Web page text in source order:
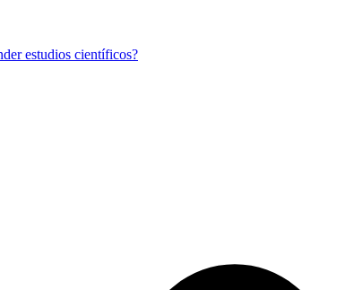
estudios científicos?